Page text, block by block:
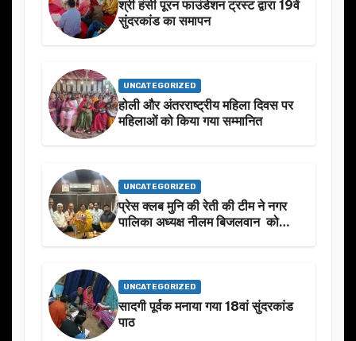
श्री हंसी पूरन फाउंडेशन ट्रस्ट द्वारा 19वें
सुंदरकांड का समापन
UNCATEGORIZED
होली और अंतरराष्ट्रीय महिला दिवस पर
महिलाओं को किया गया सम्मानित
UNCATEGORIZED
प्रेस क्लब मुनि की रेती की टीम ने नगर
पालिका अध्यक्ष नीलम बिजलवान को
UNCATEGORIZED
सादगी पूर्वक मनाया गया 18वां सुंदरकांड
पाठ